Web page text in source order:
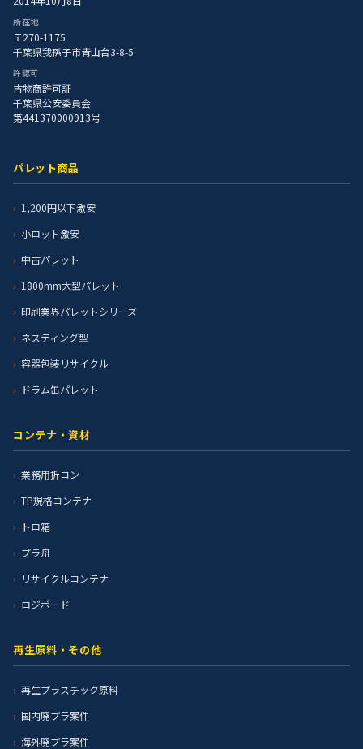
所在地
〒270-1175
千葉県我孫子市青山台3-8-5
許認可
古物商許可証
千葉県公安委員会
第441370000913号
パレット商品
1,200円以下激安
小ロット激安
中古パレット
1800mm大型パレット
印刷業界パレットシリーズ
ネスティング型
容器包装リサイクル
ドラム缶パレット
コンテナ・資材
業務用折コン
TP規格コンテナ
トロ箱
プラ舟
リサイクルコンテナ
ロジボード
再生原料・その他
再生プラスチック原料
国内廃プラ案件
海外廃プラ案件